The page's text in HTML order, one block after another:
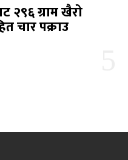
२९६ ग्राम खैरो
चार पक्राउ